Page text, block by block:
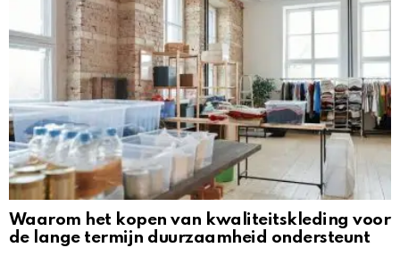
Waarom het kopen van kwaliteitskleding voor
de lange termijn duurzaamheid ondersteunt